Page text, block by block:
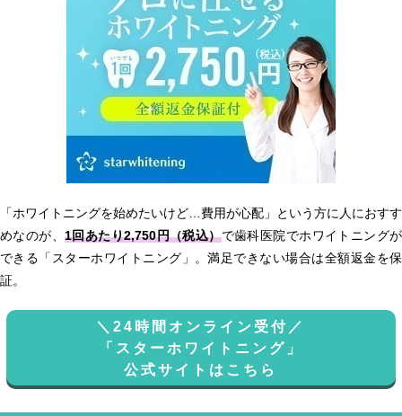
「ホワイトニングを始めたいけど…費用が心配」という方に人におすす
めなのが、1回あたり2,750円（税込）で歯科医院でホワイトニングが
できる「スターホワイトニング」。満足できない場合は全額返金を保
証。
＼24時間オンライン受付／
「スターホワイトニング」
公式サイトはこちら